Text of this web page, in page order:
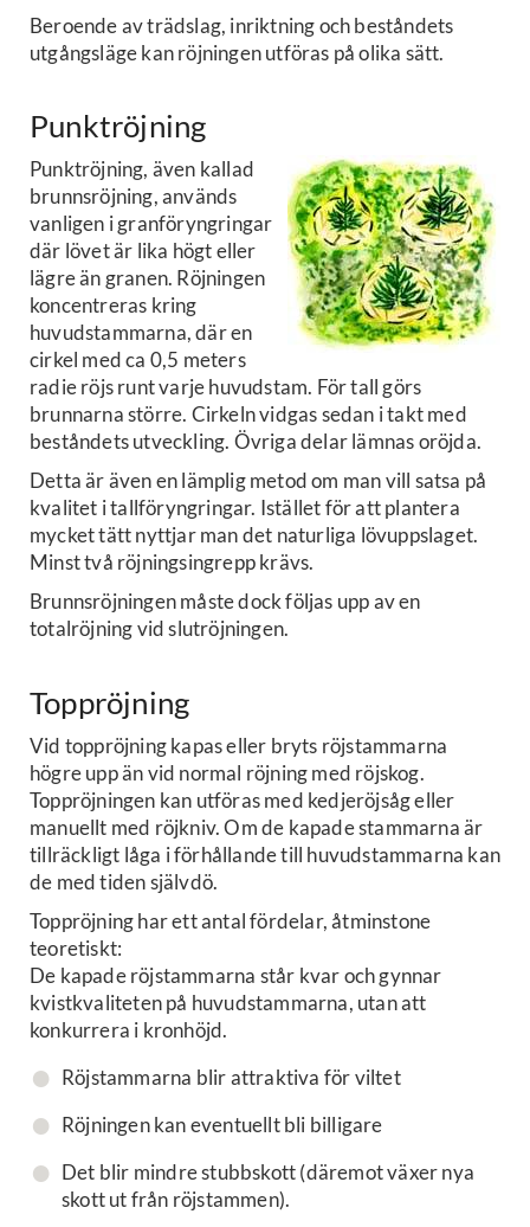
Beroende av trädslag, inriktning och beståndets
utgångsläge kan röjningen utföras på olika sätt.
Punktröjning
Punktröjning, även kallad
brunnsröjning, används
vanligen i granföryngringar
där lövet är lika högt eller
lägre än granen. Röjningen
koncentreras kring
huvudstammarna, där en
cirkel med ca 0,5 meters
radie röjs runt varje huvudstam. För tall görs
brunnarna större. Cirkeln vidgas sedan i takt med
beståndets utveckling. Övriga delar lämnas oröjda.
Detta är även en lämplig metod om man vill satsa på
kvalitet i tallföryngringar. Istället för att plantera
mycket tätt nyttjar man det naturliga lövuppslaget.
Minst två röjningsingrepp krävs.
Brunnsröjningen måste dock följas upp av en
totalröjning vid slutröjningen.
Toppröjning
Vid toppröjning kapas eller bryts röjstammarna
högre upp än vid normal röjning med röjskog.
Toppröjningen kan utföras med kedjeröjsåg eller
manuellt med röjkniv. Om de kapade stammarna är
tillräckligt låga i förhållande till huvudstammarna kan
de med tiden självdö.
Toppröjning har ett antal fördelar, åtminstone
teoretiskt:
De kapade röjstammarna står kvar och gynnar
kvistkvaliteten på huvudstammarna, utan att
konkurrera i kronhöjd.
Röjstammarna blir attraktiva för viltet
Röjningen kan eventuellt bli billigare
Det blir mindre stubbskott (däremot växer nya
skott ut från röjstammen).